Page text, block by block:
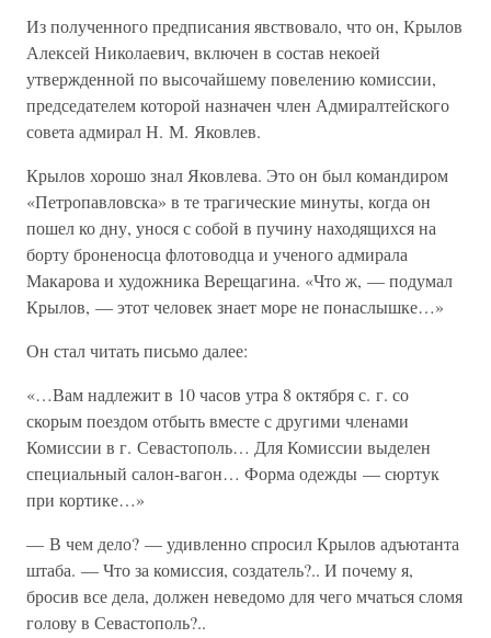
Из полученного предписания явствовало, что он, Крылов
Алексей Николаевич, включен в состав некоей
утвержденной по высочайшему повелению комиссии,
председателем которой назначен член Адмиралтейского
совета адмирал Н. М. Яковлев.
Крылов хорошо знал Яковлева. Это он был командиром
«Петропавловска» в те трагические минуты, когда он
пошел ко дну, унося с собой в пучину находящихся на
борту броненосца флотоводца и ученого адмирала
Макарова и художника Верещагина. «Что ж, — подумал
Крылов, — этот человек знает море не понаслышке…»
Он стал читать письмо далее:
«…Вам надлежит в 10 часов утра 8 октября с. г. со
скорым поездом отбыть вместе с другими членами
Комиссии в г. Севастополь… Для Комиссии выделен
специальный салон-вагон… Форма одежды — сюртук
при кортике…»
— В чем дело? — удивленно спросил Крылов адъютанта
штаба. — Что за комиссия, создатель?.. И почему я,
бросив все дела, должен неведомо для чего мчаться сломя
голову в Севастополь?..